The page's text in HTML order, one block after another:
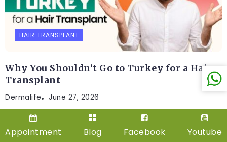
HAIR TRANSPLANT
Why You Shouldn’t Go to Turkey for a Hair
Transplant
Dermalife June 27, 2026
Appointment Blog Facebook Youtube